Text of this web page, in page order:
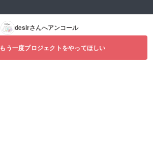
desirさんへアンコール
もう一度プロジェクトをやってほしい